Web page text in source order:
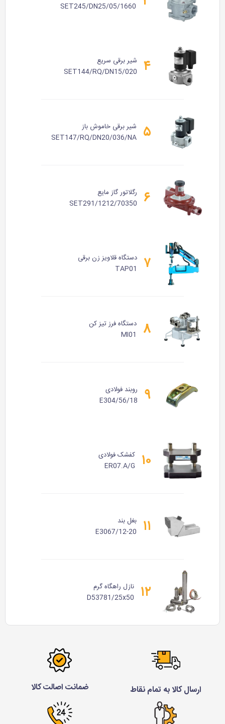
SET245/DN25/05/1660
۴
شیر برقی سریع
SET144/RQ/DN15/020
۵
شیر برقی خاموش باز
SET147/RQ/DN20/036/NA
۶
رگلاتور گاز مایع
SET291/1212/70350
۷
دستگاه قلاویز زن برقی
TAP01
۸
دستگاه فرز تیز کن
MI01
۹
روبند فولادی
E304/56/18
۱۰
کفشک فولادی
ER07.A/G
۱۱
بغل بند
E3067/12-20
۱۲
نازل راهگاه گرم
D53781/25x50
ارسال کالا به تمام نقاط ضمانت اصالت کالا